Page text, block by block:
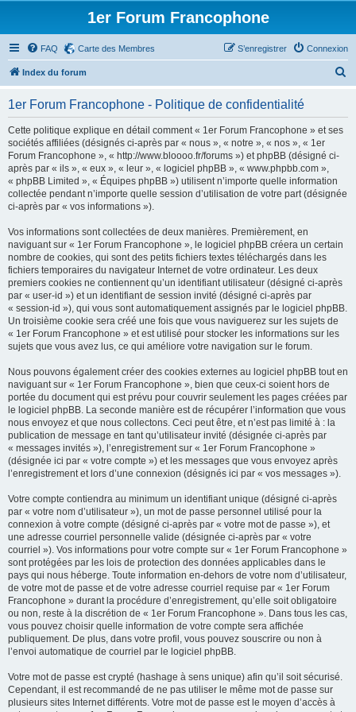
1er Forum Francophone
FAQ Carte des Membres Connexion
S’enregistrer
Index du forum
1er Forum Francophone - Politique de confidentialité
Cette politique explique en détail comment « 1er Forum Francophone » et ses
sociétés affiliées (désignés ci-après par « nous », « notre », « nos », « 1er
Forum Francophone », « http://www.bloooo.fr/forums ») et phpBB (désigné ci-
après par « ils », « eux », « leur », « logiciel phpBB », « www.phpbb.com »,
« phpBB Limited », « Équipes phpBB ») utilisent n’importe quelle information
collectée pendant n’importe quelle session d’utilisation de votre part (désignée
ci-après par « vos informations »).
Vos informations sont collectées de deux manières. Premièrement, en
naviguant sur « 1er Forum Francophone », le logiciel phpBB créera un certain
nombre de cookies, qui sont des petits fichiers textes téléchargés dans les
fichiers temporaires du navigateur Internet de votre ordinateur. Les deux
premiers cookies ne contiennent qu’un identifiant utilisateur (désigné ci-après
par « user-id ») et un identifiant de session invité (désigné ci-après par
« session-id »), qui vous sont automatiquement assignés par le logiciel phpBB.
Un troisième cookie sera créé une fois que vous naviguerez sur les sujets de
« 1er Forum Francophone » et est utilisé pour stocker les informations sur les
sujets que vous avez lus, ce qui améliore votre navigation sur le forum.
Nous pouvons également créer des cookies externes au logiciel phpBB tout en
naviguant sur « 1er Forum Francophone », bien que ceux-ci soient hors de
portée du document qui est prévu pour couvrir seulement les pages créées par
le logiciel phpBB. La seconde manière est de récupérer l’information que vous
nous envoyez et que nous collectons. Ceci peut être, et n’est pas limité à : la
publication de message en tant qu’utilisateur invité (désignée ci-après par
« messages invités »), l’enregistrement sur « 1er Forum Francophone »
(désignée ici par « votre compte ») et les messages que vous envoyez après
l’enregistrement et lors d’une connexion (désignés ici par « vos messages »).
Votre compte contiendra au minimum un identifiant unique (désigné ci-après
par « votre nom d’utilisateur »), un mot de passe personnel utilisé pour la
connexion à votre compte (désigné ci-après par « votre mot de passe »), et
une adresse courriel personnelle valide (désignée ci-après par « votre
courriel »). Vos informations pour votre compte sur « 1er Forum Francophone »
sont protégées par les lois de protection des données applicables dans le
pays qui nous héberge. Toute information en-dehors de votre nom d’utilisateur,
de votre mot de passe et de votre adresse courriel requise par « 1er Forum
Francophone » durant la procédure d’enregistrement, qu’elle soit obligatoire
ou non, reste à la discrétion de « 1er Forum Francophone ». Dans tous les cas,
vous pouvez choisir quelle information de votre compte sera affichée
publiquement. De plus, dans votre profil, vous pouvez souscrire ou non à
l’envoi automatique de courriel par le logiciel phpBB.
Votre mot de passe est crypté (hashage à sens unique) afin qu’il soit sécurisé.
Cependant, il est recommandé de ne pas utiliser le même mot de passe sur
plusieurs sites Internet différents. Votre mot de passe est le moyen d’accès à